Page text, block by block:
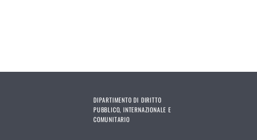
DIPARTIMENTO DI DIRITTO
PUBBLICO, INTERNAZIONALE E
COMUNITARIO